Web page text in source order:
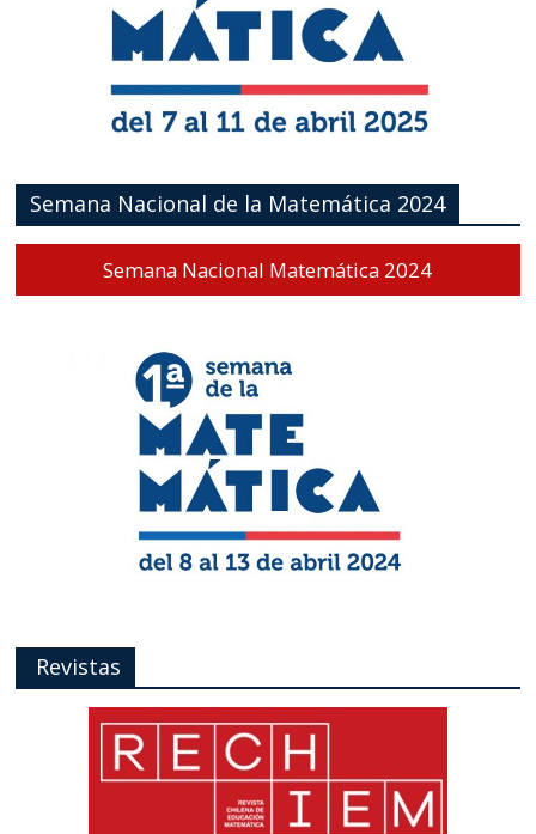
Semana Nacional de la Matemática 2024
Semana Nacional Matemática 2024
Revistas